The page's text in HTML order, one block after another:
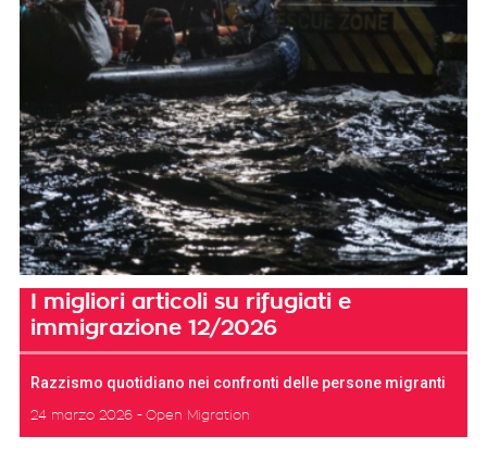
I migliori articoli su rifugiati e
immigrazione 12/2026
Razzismo quotidiano nei confronti delle persone migranti
24 marzo 2026 Open Migration